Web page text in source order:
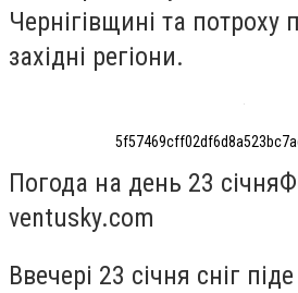
Чернігівщині та потроху
західні регіони.
Погода на день 23 січня
ventusky.com
Ввечері 23 січня сніг